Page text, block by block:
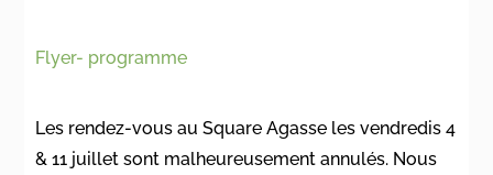
Flyer- programme
Les rendez-vous au Square Agasse les vendredis 4
& 11 juillet sont malheureusement annulés. Nous